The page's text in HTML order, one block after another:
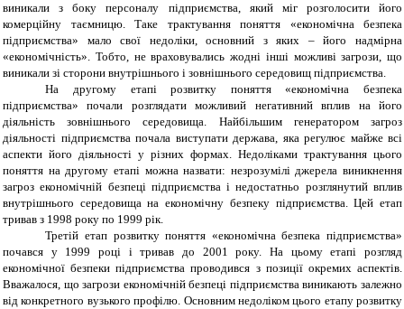
виникали з боку персоналу підприємства, який міг розголосити його
комерційну таємницю. Таке трактування поняття «економічна безпека
підприємства» мало свої недоліки, основний з яких – його надмірна
«економічність». Тобто, не враховувались жодні інші можливі загрози, що
виникали зі сторони внутрішнього і зовнішнього середовищ підприємства.
На другому етапі розвитку поняття «економічна безпека
підприємства» почали розглядати можливий негативний вплив на його
діяльність зовнішнього середовища. Найбільшим генератором загроз
діяльності підприємства почала виступати держава, яка регулює майже всі
аспекти його діяльності у різних формах. Недоліками трактування цього
поняття на другому етапі можна назвати: незрозумілі джерела виникнення
загроз економічній безпеці підприємства і недостатньо розглянутий вплив
внутрішнього середовища на економічну безпеку підприємства. Цей етап
тривав з 1998 року по 1999 рік.
Третій етап розвитку поняття «економічна безпека підприємства»
почався у 1999 році і тривав до 2001 року. На цьому етапі розгляд
економічної безпеки підприємства проводився з позиції окремих аспектів.
Вважалося, що загрози економічній безпеці підприємства виникають залежно
від конкретного вузького профілю. Основним недоліком цього етапу розвитку